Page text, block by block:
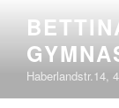
springen
Haberlandstr.14,